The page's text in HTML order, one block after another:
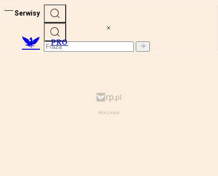
Serwisy
PRO